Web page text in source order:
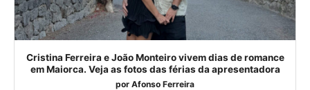
Cristina Ferreira e João Monteiro vivem dias de romance
em Maiorca. Veja as fotos das férias da apresentadora
por Afonso Ferreira